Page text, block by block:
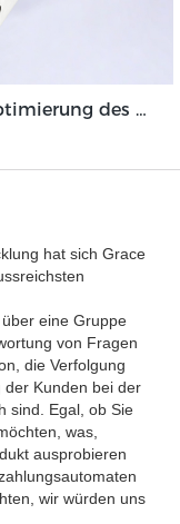
Einzigartige Funktionen zur Optimierung des Cash Deposit Machine Module Grace GDM100
hat sich Grace
eine Gruppe
von Fragen
die Verfolgung
der Kunden bei der
sind. Egal, ob Sie
was,
ausprobieren
wir würden uns